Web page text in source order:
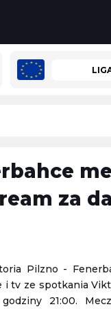
Polska
Lexington
1:59
za
Pilzno -
tv ze spotkania
21:00.